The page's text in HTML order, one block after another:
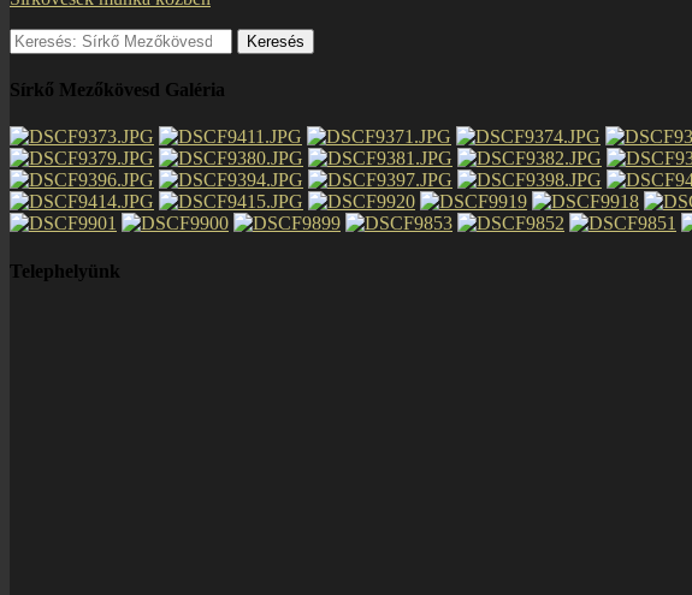
Keresés:
Sírkő Mezőkövesd Galéria
Telephelyünk